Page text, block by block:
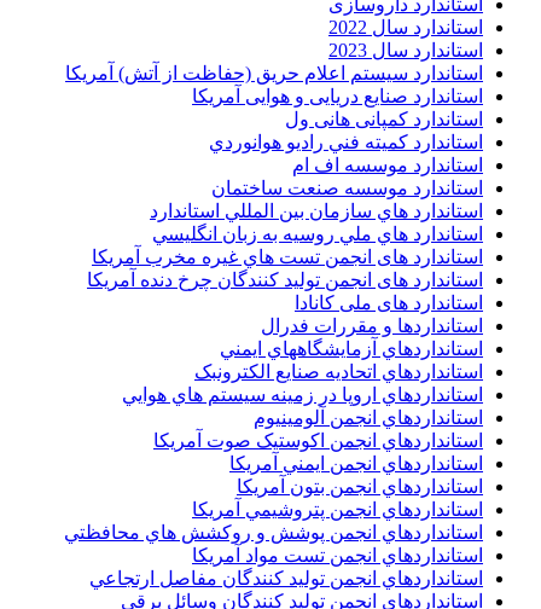
استاندارد داروسازی
استاندارد سال 2022
استاندارد سال 2023
استاندارد سیستم اعلام حریق (حفاظت از آتش) آمریکا
استاندارد صنایع دریایی و هوایی آمریکا
استاندارد کمپانی هانی ول
استاندارد کميته فني راديو هوانوردي
استاندارد موسسه اف ام
استاندارد موسسه صنعت ساختمان
استاندارد هاي سازمان بين المللي استاندارد
استاندارد هاي ملي روسيه به زبان انگليسي
استاندارد های انجمن تست هاي غيره مخرب آمريکا
استاندارد های انجمن توليد کنندگان چرخ دنده آمريکا
استاندارد های ملی کانادا
استانداردها و مقررات فدرال
استانداردهاي آزمايشگاههاي ايمني
استانداردهاي اتحاديه صنايع الکترونبک
استانداردهاي اروپا در زمينه سيستم هاي هوايي
استانداردهاي انجمن آلومينيوم
استانداردهاي انجمن اکوستيک صوت آمريکا
استانداردهاي انجمن ايمني آمريکا
استانداردهاي انجمن بتون آمريکا
استانداردهاي انجمن پتروشيمي آمريکا
استانداردهاي انجمن پوشش و روکشش هاي محافظتي
استانداردهاي انجمن تست مواد آمريکا
استانداردهاي انجمن توليد کنندگان مفاصل ارتجاعي
استانداردهاي انجمن توليد کنندگان وسائل برقي